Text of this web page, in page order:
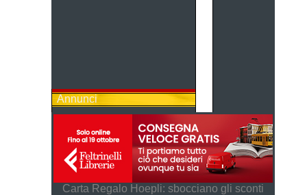
Annunci
Carta Regalo Hoepli: sbocciano gli sconti